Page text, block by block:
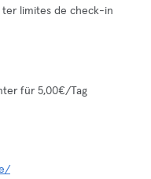
ter limites de check-in
für 5,00€/Tag